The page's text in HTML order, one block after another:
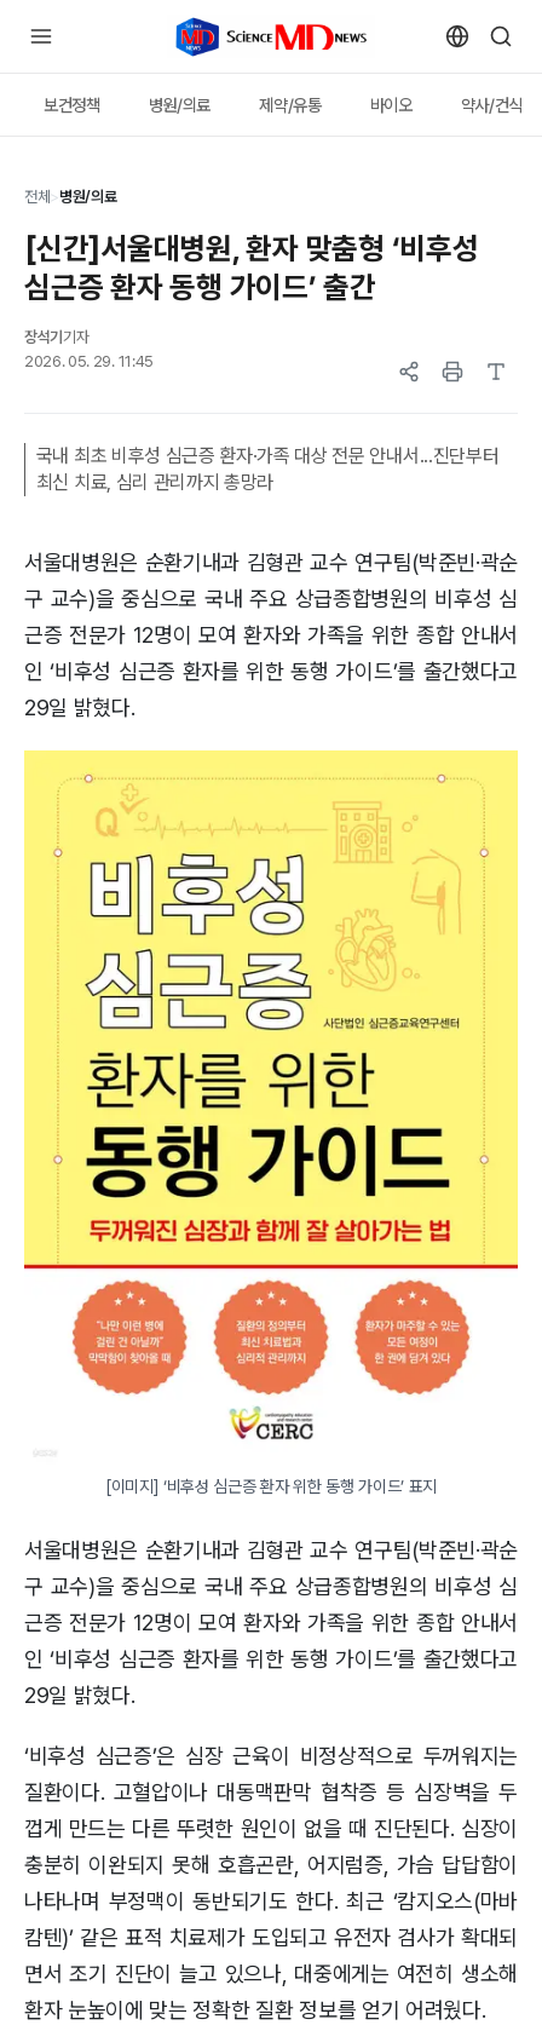
보건정책 병원/의료 제약/유통 바이오 약사/건식
전체 >병원/의료
[신간]서울대병원, 환자 맞춤형 ‘비후성
심근증 환자 동행 가이드’ 출간
장석기기자
2026. 05. 29. 11:45
국내 최초 비후성 심근증 환자·가족 대상 전문 안내서...진단부터
최신 치료, 심리 관리까지 총망라
서울대병원은 순환기내과 김형관 교수 연구팀(박준빈·곽순
구 교수)을 중심으로 국내 주요 상급종합병원의 비후성 심
근증 전문가 12명이 모여 환자와 가족을 위한 종합 안내서
인 ‘비후성 심근증 환자를 위한 동행 가이드’를 출간했다고
29일 밝혔다.
[이미지] ‘비후성 심근증 환자 위한 동행 가이드’ 표지
서울대병원은 순환기내과 김형관 교수 연구팀(박준빈·곽순
구 교수)을 중심으로 국내 주요 상급종합병원의 비후성 심
근증 전문가 12명이 모여 환자와 가족을 위한 종합 안내서
인 ‘비후성 심근증 환자를 위한 동행 가이드’를 출간했다고
29일 밝혔다.
‘비후성 심근증’은 심장 근육이 비정상적으로 두꺼워지는
질환이다. 고혈압이나 대동맥판막 협착증 등 심장벽을 두
껍게 만드는 다른 뚜렷한 원인이 없을 때 진단된다. 심장이
충분히 이완되지 못해 호흡곤란, 어지럼증, 가슴 답답함이
나타나며 부정맥이 동반되기도 한다. 최근 ‘캄지오스(마바
캄텐)’ 같은 표적 치료제가 도입되고 유전자 검사가 확대되
면서 조기 진단이 늘고 있으나, 대중에게는 여전히 생소해
환자 눈높이에 맞는 정확한 질환 정보를 얻기 어려웠다.